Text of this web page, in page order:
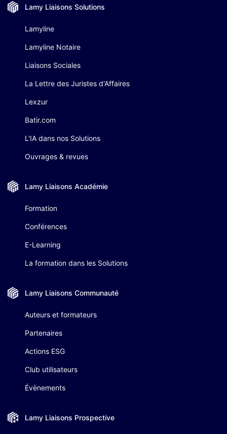
Lamy Liaisons Solutions
Lamyline
Lamyline Notaire
Liaisons Sociales
La Lettre des Juristes d'Affaires
Lexzur
Batir.com
L'IA dans nos Solutions
Ouvrages & revues
Lamy Liaisons Académie
Formation
Conférences
E-Learning
La formation dans les Solutions
Lamy Liaisons Communauté
Auteurs et formateurs
Partenaires
Actions ESG
Club utilisateurs
Évènements
Lamy Liaisons Prospective